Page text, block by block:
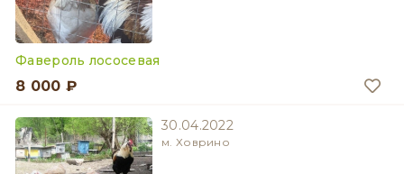
Фавероль лососевая
8 000 ₽
30.04.2022
м. Ховрино